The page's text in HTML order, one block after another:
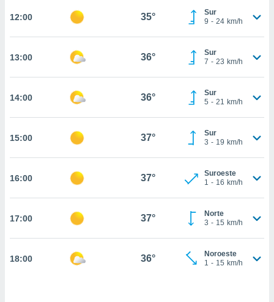
permite
coste.
botón
a la
todas
ya sean
nos
en
perfil
y
CONTINUAR
12:00 35°
Sur
9 - 24 km/h
13:00 36°
Sur
7 - 23 km/h
14:00 36°
Sur
5 - 21 km/h
15:00 37°
Sur
3 - 19 km/h
16:00 37°
Suroeste
1 - 16 km/h
17:00 37°
Norte
3 - 15 km/h
18:00 36°
Noroeste
1 - 15 km/h